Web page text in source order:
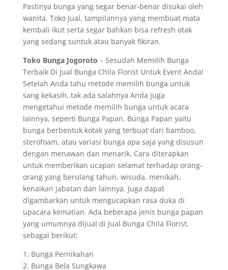
Pastinya bunga yang segar benar-benar disukai oleh
wanita. Toko Jual, tampilannya yang membuat mata
kembali ikut serta segar bahkan bisa refresh otak
yang sedang suntuk atau banyak fikiran.
Toko Bunga Jogoroto – Sesudah Memilih Bunga
Terbaik Di Jual Bunga Chila Florist Untuk Event Anda!
Setelah Anda tahu metode memilih bunga untuk
sang kekasih, tak ada salahnya Anda juga
mengetahui metode memilih bunga untuk acara
lainnya, seperti Bunga Papan. Bunga Papan yaitu
bunga berbentuk kotak yang terbuat dari bamboo,
sterofoam, atau variasi bunga apa saja yang disusun
dengan menawan dan menarik. Cara diterapkan
untuk memberikan ucapan selamat terhadap orang-
orang yang berulang tahun, wisuda, menikah,
kenaikan jabatan dan lainnya. Juga dapat
digambarkan untuk mengucapkan rasa duka di
upacara kematian. Ada beberapa jenis bunga papan
yang umumnya dijual di Jual Bunga Chila Florist,
sebagai berikut:
1. Bunga Pernikahan
2. Bunga Bela Sungkawa